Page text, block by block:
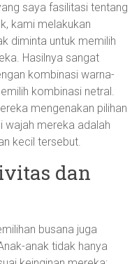
saya fasilitasi tentang
kami melakukan
diminta untuk memilih
Hasilnya sangat
kombinasi warna-
kombinasi netral.
mengenakan pilihan
wajah mereka adalah
kecil tersebut.
dan
busana juga
anak tidak hanya